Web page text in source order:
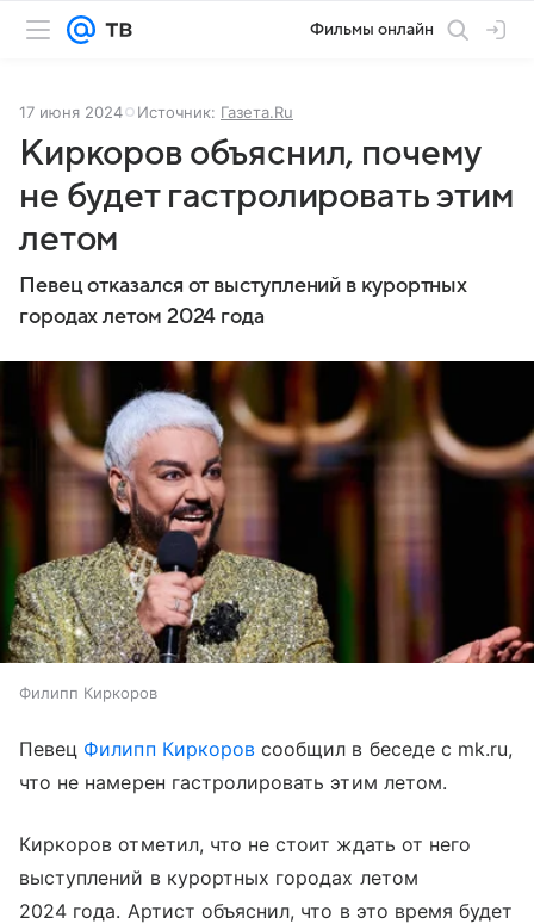
Фильмы онлайн
17 июня 2024 Источник: Газета.Ru
Киркоров объяснил, почему
не будет гастролировать этим
летом
Певец отказался от выступлений в курортных
городах летом 2024 года
Филипп Киркоров
Певец Филипп Киркоров сообщил в беседе с mk.ru,
что не намерен гастролировать этим летом.
Киркоров отметил, что не стоит ждать от него
выступлений в курортных городах летом
2024 года. Артист объяснил, что в это время будет